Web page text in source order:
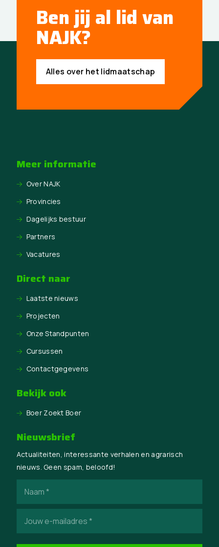
Ben jij al lid van
NAJK?
Alles over het lidmaatschap
Meer informatie
Over NAJK
Provincies
Dagelijks bestuur
Partners
Vacatures
Direct naar
Laatste nieuws
Projecten
Onze Standpunten
Cursussen
Contactgegevens
Bekijk ook
Boer Zoekt Boer
Nieuwsbrief
Actualiteiten, interessante verhalen en agrarisch
nieuws. Geen spam, beloofd!
mailadres